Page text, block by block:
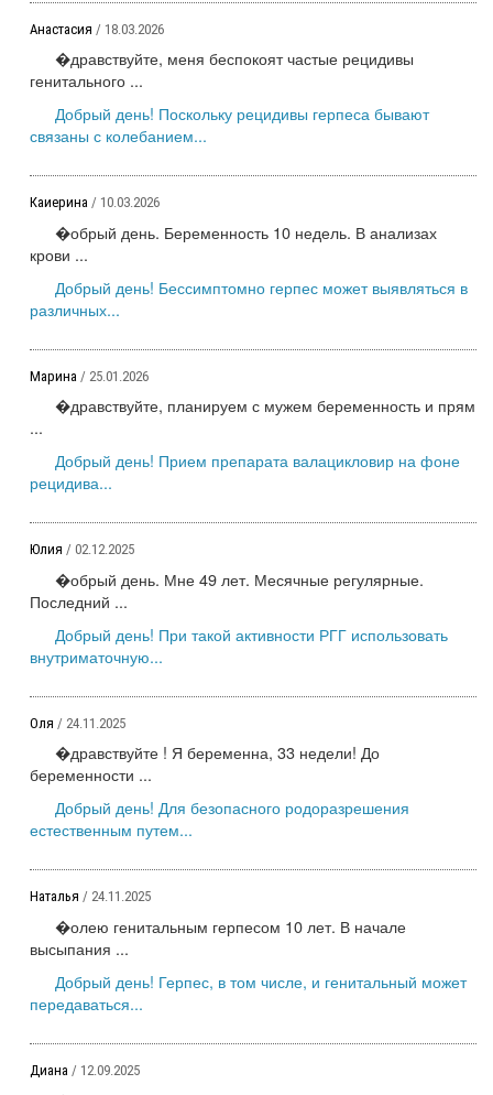
Анастасия / 18.03.2026
�дравствуйте, меня беспокоят частые рецидивы
генитального ...
Добрый день! Поскольку рецидивы герпеса бывают
связаны с колебанием...
Каиерина / 10.03.2026
�обрый день. Беременность 10 недель. В анализах
крови ...
Добрый день! Бессимптомно герпес может выявляться в
различных...
Марина / 25.01.2026
�дравствуйте, планируем с мужем беременность и прям
...
Добрый день! Прием препарата валацикловир на фоне
рецидива...
Юлия / 02.12.2025
�обрый день. Мне 49 лет. Месячные регулярные.
Последний ...
Добрый день! При такой активности РГГ использовать
внутриматочную...
Оля / 24.11.2025
�дравствуйте ! Я беременна, 33 недели! До
беременности ...
Добрый день! Для безопасного родоразрешения
естественным путем...
Наталья / 24.11.2025
�олею генитальным герпесом 10 лет. В начале
высыпания ...
Добрый день! Герпес, в том числе, и генитальный может
передаваться...
Диана / 12.09.2025